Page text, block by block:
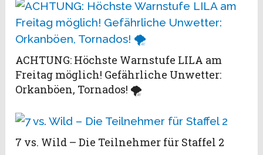
ACHTUNG: Höchste Warnstufe LILA am
Freitag möglich! Gefährliche Unwetter:
Orkanböen, Tornados! 🌪️
7 vs. Wild – Die Teilnehmer für Staffel 2